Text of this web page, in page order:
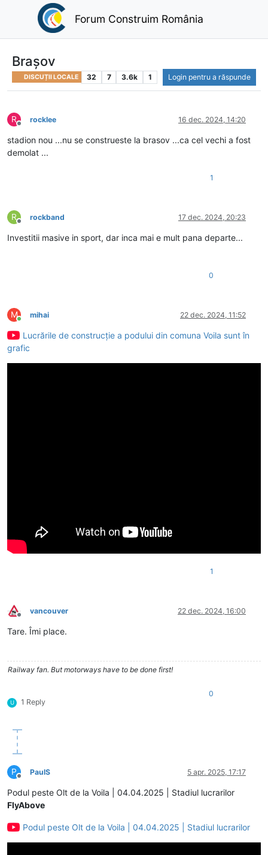
Forum Construim România
Brașov
DISCUȚII LOCALE 32 7 3.6k 1 Login pentru a răspunde
R
Deconectat
rocklee 16 dec. 2024, 14:20
stadion nou ...nu se construeste la brasov ...ca cel vechi a fost
demolat ...
1
R
Deconectat
rockband 17 dec. 2024, 20:23
Investitii masive in sport, dar inca mai e mult pana departe...
0
M
Conectat
mihai 22 dec. 2024, 11:52
Lucrările de construcție a podului din comuna Voila sunt în
grafic
1
Deconectat
vancouver 22 dec. 2024, 16:00
Tare. Îmi place.
Railway fan. But motorways have to be done first!
U 1 Reply
0
P
Deconectat
PaulS 5 apr. 2025, 17:17
Podul peste Olt de la Voila | 04.04.2025 | Stadiul lucrarilor
FlyAbove
Podul peste Olt de la Voila | 04.04.2025 | Stadiul lucrarilor